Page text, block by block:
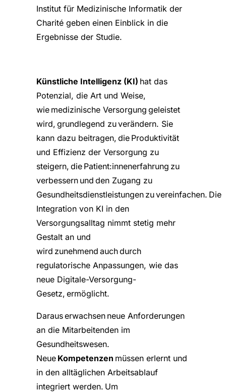
Institut für Medizinische Informatik der
Charité geben einen Einblick in die
Ergebnisse der Studie.
Künstliche Intelligenz (KI) hat das
Potenzial, die Art und Weise,
wie medizinische Versorgung geleistet
wird, grundlegend zu verändern. Sie
kann dazu beitragen, die Produktivität
und Effizienz der Versorgung zu
steigern, die Patient:innenerfahrung zu
verbessern und den Zugang zu
Gesundheitsdienstleistungen zu vereinfachen. Die
Integration von KI in den
Versorgungsalltag nimmt stetig mehr
Gestalt an und
wird zunehmend auch durch
regulatorische Anpassungen, wie das
neue Digitale-Versorgung-
Gesetz, ermöglicht.
Daraus erwachsen neue Anforderungen
an die Mitarbeitenden im
Gesundheitswesen.
Neue Kompetenzen müssen erlernt und
in den alltäglichen Arbeitsablauf
integriert werden. Um